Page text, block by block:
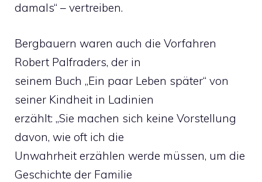
damals“ – vertreiben.
Bergbauern waren auch die Vorfahren
Robert Palfraders, der in
seinem Buch „Ein paar Leben später“ von
seiner Kindheit in Ladinien
erzählt: „Sie machen sich keine Vorstellung
davon, wie oft ich die
Unwahrheit erzählen werde müssen, um die
Geschichte der Familie